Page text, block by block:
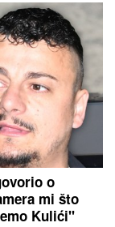
o
mi što
Kulići"